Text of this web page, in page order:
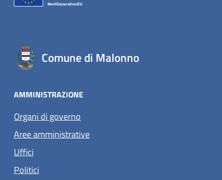
Comune di Malonno
AMMINISTRAZIONE
Organi di governo
Aree amministrative
Uffici
Politici